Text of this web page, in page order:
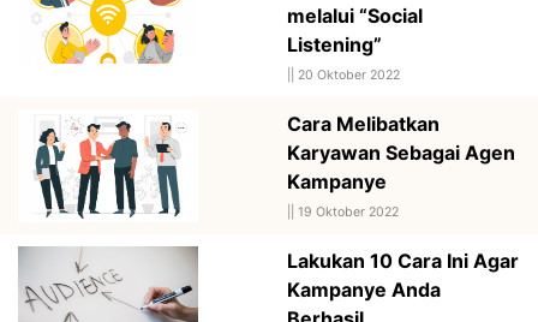
melalui “Social
Listening”
20 Oktober 2022
Cara Melibatkan
Karyawan Sebagai Agen
Kampanye
19 Oktober 2022
Lakukan 10 Cara Ini Agar
Kampanye Anda